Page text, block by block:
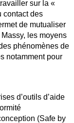
sur la «
contact des
de mutualiser
les moyens
phénomènes de
notamment pour
d’outils d’aide
(Safe by